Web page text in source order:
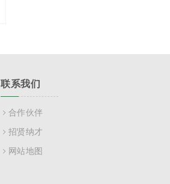
联系我们
合作伙伴
招贤纳才
网站地图